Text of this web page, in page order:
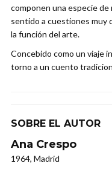
componen una especie
sentido a cuestiones muy
la función del arte.
Concebido como un viaje
torno a un cuento
SOBRE EL AUTOR
Ana Crespo
1964, Madrid